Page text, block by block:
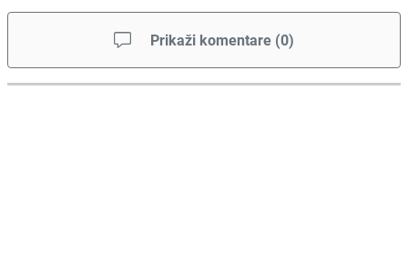
Prikaži komentare (0)